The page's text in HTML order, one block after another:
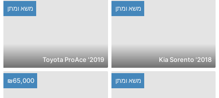
משא ומתן
2018' Kia Sorento
משא ומתן
2019' Toyota ProAce
משא ומתן ₪65,000